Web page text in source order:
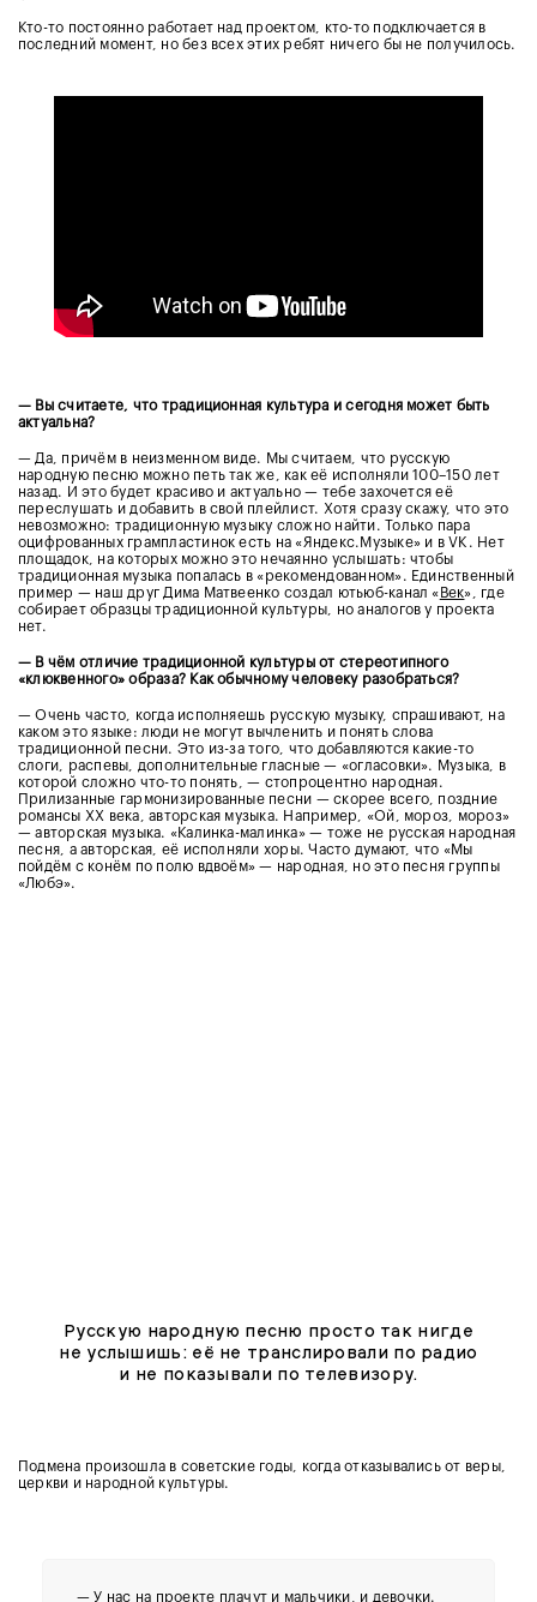
Кто-то постоянно работает над проектом, кто-то подключается в
последний момент, но без всех этих ребят ничего бы не получилось.
— Вы считаете, что традиционная культура и сегодня может быть
актуальна?
— Да, причём в неизменном виде. Мы считаем, что русскую
народную песню можно петь так же, как её исполняли 100–150 лет
назад. И это будет красиво и актуально — тебе захочется её
переслушать и добавить в свой плейлист. Хотя сразу скажу, что это
невозможно: традиционную музыку сложно найти. Только пара
оцифрованных грампластинок есть на «Яндекс.Музыке» и в VK. Нет
площадок, на которых можно это нечаянно услышать: чтобы
традиционная музыка попалась в «рекомендованном». Единственный
пример — наш друг Дима Матвеенко создал ютьюб-канал « Век», где
собирает образцы традиционной культуры, но аналогов у проекта
нет.
— В чём отличие традиционной культуры от стереотипного
«клюквенного» образа? Как обычному человеку разобраться?
— Очень часто, когда исполняешь русскую музыку, спрашивают, на
каком это языке: люди не могут вычленить и понять слова
традиционной песни. Это из-за того, что добавляются какие-то
слоги, распевы, дополнительные гласные — «огласовки». Музыка, в
которой сложно что-то понять, — стопроцентно народная.
Прилизанные гармонизированные песни — скорее всего, поздние
романсы XX века, авторская музыка. Например, «Ой, мороз, мороз»
— авторская музыка. «Калинка-малинка» — тоже не русская народная
песня, а авторская, её исполняли хоры. Часто думают, что «Мы
пойдём с конём по полю вдвоём» — народная, но это песня группы
«Любэ».
Русскую народную песню просто так нигде
не услышишь: её не транслировали по радио
и не показывали по телевизору.
Подмена произошла в советские годы, когда отказывались от веры,
церкви и народной культуры.
— У нас на проекте плачут и мальчики, и девочки.